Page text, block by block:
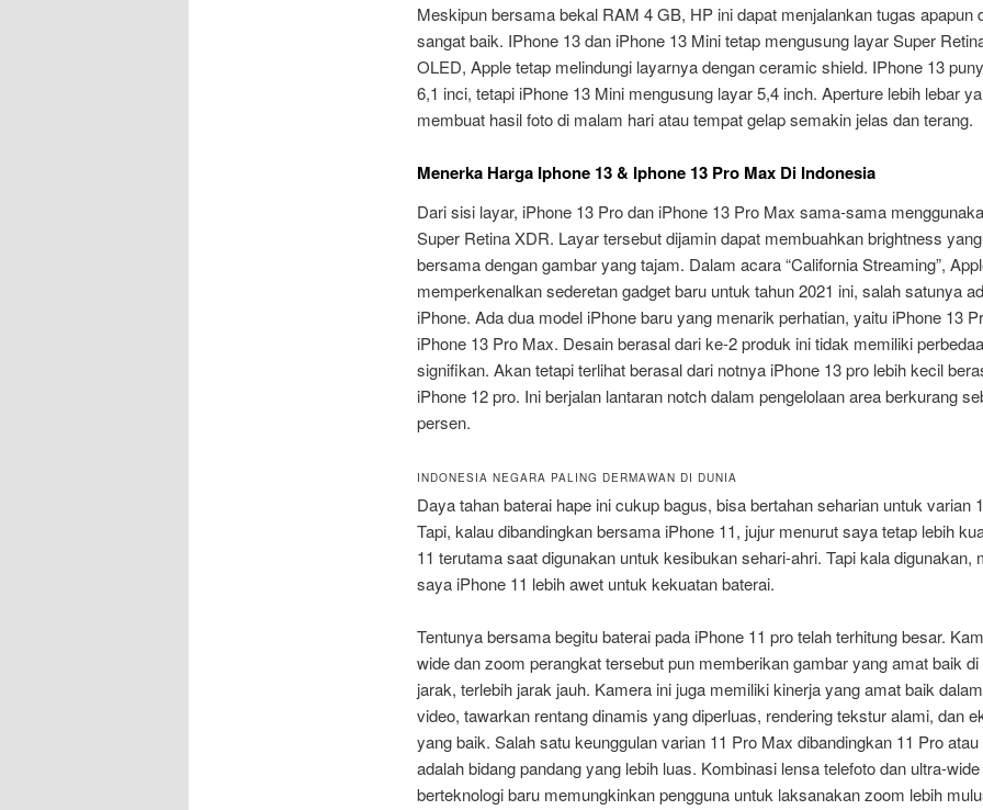
Meskipun bersama bekal RAM 4 GB, HP ini dapat menjalankan tugas apapun
sangat baik. IPhone 13 dan iPhone 13 Mini tetap mengusung layar Super
OLED, Apple tetap melindungi layarnya dengan ceramic shield. IPhone 13
6,1 inci, tetapi iPhone 13 Mini mengusung layar 5,4 inch. Aperture lebih lebar
membuat hasil foto di malam hari atau tempat gelap semakin jelas dan terang.
Menerka Harga Iphone 13 & Iphone 13 Pro Max Di Indonesia
Dari sisi layar, iPhone 13 Pro dan iPhone 13 Pro Max sama-sama
Super Retina XDR. Layar tersebut dijamin dapat membuahkan brightness
bersama dengan gambar yang tajam. Dalam acara “California Streaming”,
memperkenalkan sederetan gadget baru untuk tahun 2021 ini, salah satunya
iPhone. Ada dua model iPhone baru yang menarik perhatian, yaitu iPhone 13
iPhone 13 Pro Max. Desain berasal dari ke-2 produk ini tidak memiliki
signifikan. Akan tetapi terlihat berasal dari notnya iPhone 13 pro lebih kecil
iPhone 12 pro. Ini berjalan lantaran notch dalam pengelolaan area berkurang
persen.
INDONESIA NEGARA PALING DERMAWAN DI DUNIA
Daya tahan baterai hape ini cukup bagus, bisa bertahan seharian untuk varian
Tapi, kalau dibandingkan bersama iPhone 11, jujur menurut saya tetap lebih
11 terutama saat digunakan untuk kesibukan sehari-ahri. Tapi kala digunakan,
saya iPhone 11 lebih awet untuk kekuatan baterai.
Tentunya bersama begitu baterai pada iPhone 11 pro telah terhitung besar.
wide dan zoom perangkat tersebut pun memberikan gambar yang amat baik
jarak, terlebih jarak jauh. Kamera ini juga memiliki kinerja yang amat baik
video, tawarkan rentang dinamis yang diperluas, rendering tekstur alami, dan
yang baik. Salah satu keunggulan varian 11 Pro Max dibandingkan 11 Pro
adalah bidang pandang yang lebih luas. Kombinasi lensa telefoto dan ultra-wide
berteknologi baru memungkinkan pengguna untuk laksanakan zoom lebih